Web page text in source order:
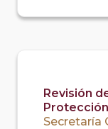
mes de
Revisión
Secretaría